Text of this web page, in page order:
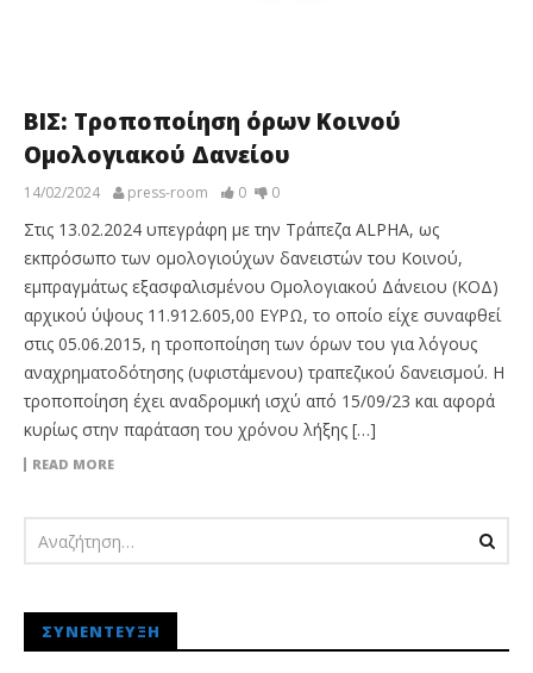
ΒΙΣ: Τροποποίηση όρων Κοινού
Ομολογιακού Δανείου
14/02/2024 press-room 0 0
Στις 13.02.2024 υπεγράφη με την Τράπεζα ALPHA, ως
εκπρόσωπο των ομολογιούχων δανειστών του Κοινού,
εμπραγμάτως εξασφαλισμένου Ομολογιακού Δάνειου (ΚΟΔ)
αρχικού ύψους 11.912.605,00 ΕΥΡΩ, το οποίο είχε συναφθεί
στις 05.06.2015, η τροποποίηση των όρων του για λόγους
αναχρηματοδότησης (υφιστάμενου) τραπεζικού δανεισμού. Η
τροποποίηση έχει αναδρομική ισχύ από 15/09/23 και αφορά
κυρίως στην παράταση του χρόνου λήξης […]
READ MORE
ΣΥΝΈΝΤΕΥΞΗ